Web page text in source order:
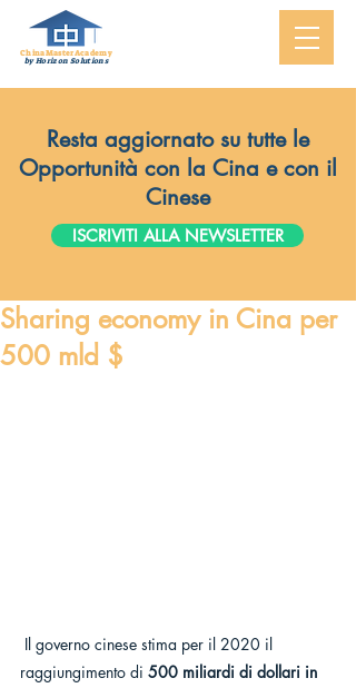
ChinaMasterAcademy
by Horizon Solutions
Resta aggiornato su tutte le
Opportunità con la Cina e con il
Cinese
ISCRIVITI ALLA NEWSLETTER
Sharing economy in Cina per
500 mld $
raggiungimento di 500 miliardi di dollari in